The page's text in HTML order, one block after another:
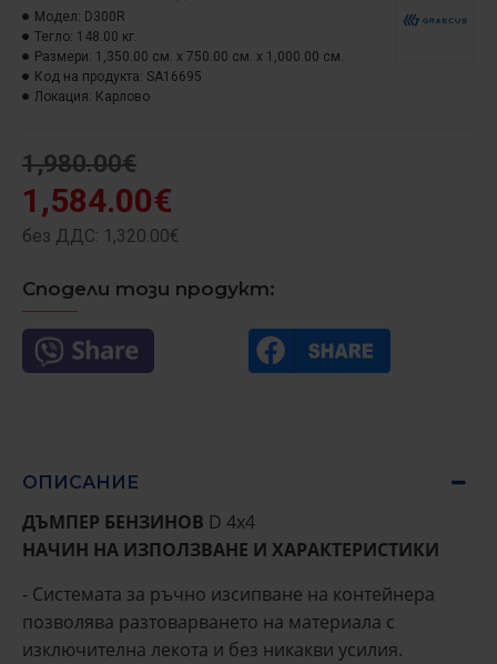
1,584.00€
1,980.00€
без ДДС: 1,320.00€
Модел: D300R
Тегло: 148.00 кг.
Размери: 1,350.00 см. x 750.00 см. x 1,000.00 см.
Код на продукта: SA16695
Локация: Карлово
Сподели този продукт:
ОПИСАНИЕ
ДЪМПЕР БЕНЗИНОВ D 4x4
НАЧИН НА ИЗПОЛЗВАНЕ И ХАРАКТЕРИСТИКИ
- Системата за ръчно изсипване на контейнера
позволява разтоварването на материала с
изключителна лекота и без никакви усилия.